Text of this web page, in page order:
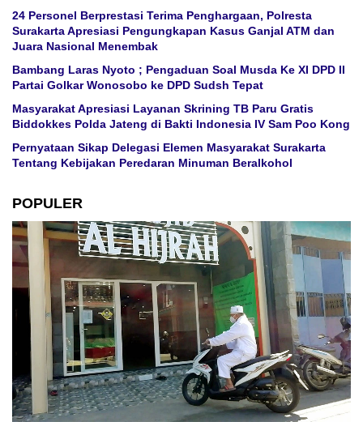
24 Personel Berprestasi Terima Penghargaan, Polresta
Surakarta Apresiasi Pengungkapan Kasus Ganjal ATM dan
Juara Nasional Menembak
Bambang Laras Nyoto ; Pengaduan Soal Musda Ke XI DPD II
Partai Golkar Wonosobo ke DPD Sudsh Tepat
Masyarakat Apresiasi Layanan Skrining TB Paru Gratis
Biddokkes Polda Jateng di Bakti Indonesia IV Sam Poo Kong
Pernyataan Sikap Delegasi Elemen Masyarakat Surakarta
Tentang Kebijakan Peredaran Minuman Beralkohol
POPULER